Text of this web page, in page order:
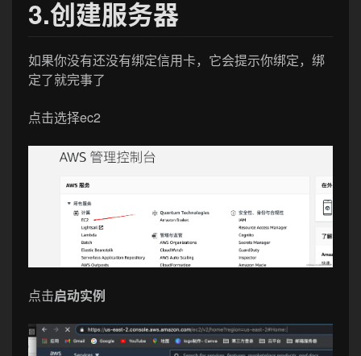
3.创建服务器
如果你没有还没有绑定信用卡，它会提示你绑定，绑
定了就完事了
点击选择ec2
点击启动实例